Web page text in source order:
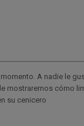
A nadie le
mostraremos cómo
su cenicero